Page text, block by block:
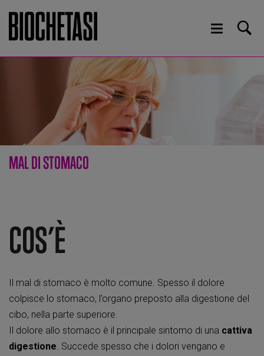
MAL DI STOMACO
COS’È
Il mal di stomaco è molto comune. Spesso il dolore
colpisce lo stomaco, l’organo preposto alla digestione del
cibo, nella parte superiore.
Il dolore allo stomaco è il principale sintomo di una cattiva
digestione. Succede spesso che i dolori vengano e